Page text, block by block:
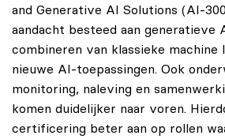
and Generative AI Solutions (AI-
aandacht besteed aan generatieve
combineren van klassieke machine
nieuwe AI-toepassingen. Ook
monitoring, naleving en
komen duidelijker naar voren.
certificering beter aan op rollen